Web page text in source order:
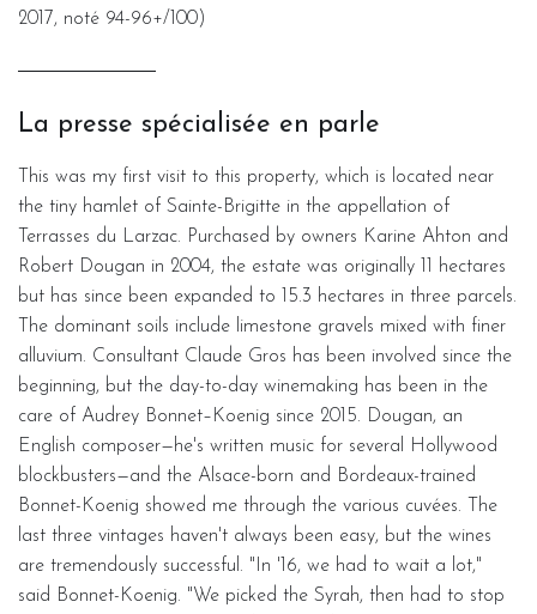
2017, noté 94-96+/100)
La presse spécialisée en parle
This was my first visit to this property, which is located near
the tiny hamlet of Sainte-Brigitte in the appellation of
Terrasses du Larzac. Purchased by owners Karine Ahton and
Robert Dougan in 2004, the estate was originally 11 hectares
but has since been expanded to 15.3 hectares in three parcels.
The dominant soils include limestone gravels mixed with finer
alluvium. Consultant Claude Gros has been involved since the
beginning, but the day-to-day winemaking has been in the
care of Audrey Bonnet–Koenig since 2015. Dougan, an
English composer—he's written music for several Hollywood
blockbusters—and the Alsace-born and Bordeaux-trained
Bonnet-Koenig showed me through the various cuvées. The
last three vintages haven't always been easy, but the wines
are tremendously successful. "In '16, we had to wait a lot,"
said Bonnet-Koenig. "We picked the Syrah, then had to stop